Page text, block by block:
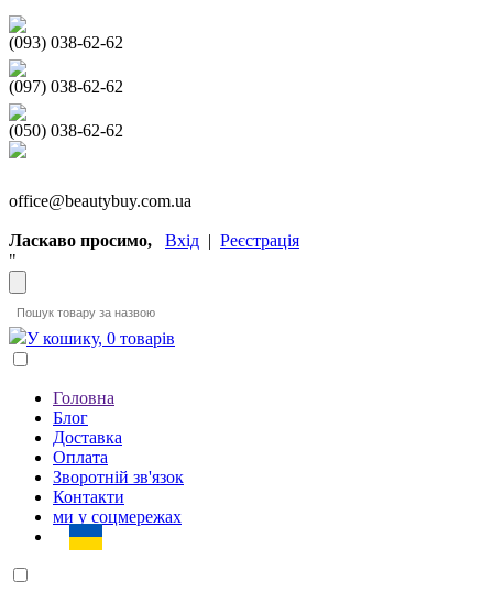
(093) 038-62-62
(097) 038-62-62
(050) 038-62-62
office@beautybuy.com.ua
Ласкаво просимо, Вхід | Реєстрація
"
У кошику, 0 товарів
Головна
Блог
Доставка
Оплата
Зворотній зв'язок
Контакти
ми у соцмережах